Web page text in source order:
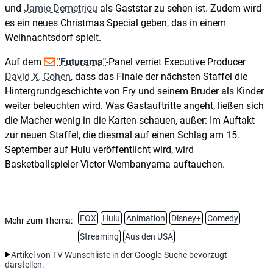
und Jamie Demetriou als Gaststar zu sehen ist. Zudem wird
es ein neues Christmas Special geben, das in einem
Weihnachtsdorf spielt.
Auf dem "Futurama"-Panel verriet Executive Producer
David X. Cohen, dass das Finale der nächsten Staffel die
Hintergrundgeschichte von Fry und seinem Bruder als Kinder
weiter beleuchten wird. Was Gastauftritte angeht, ließen sich
die Macher wenig in die Karten schauen, außer: Im Auftakt
zur neuen Staffel, die diesmal auf einen Schlag am 15.
September auf Hulu veröffentlicht wird, wird
Basketballspieler Victor Wembanyama auftauchen.
Mehr zum Thema: FOX Hulu Animation Disney+
Comedy
Streaming
Aus den USA
Artikel von TV Wunschliste in der Google-Suche bevorzugt
darstellen.